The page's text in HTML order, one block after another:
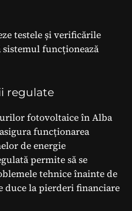
testele și verificările
sistemul funcționează
regulate
fotovoltaice în Alba
funcționarea
de energie
permite să se
tehnice înainte de
duce la pierderi financiare